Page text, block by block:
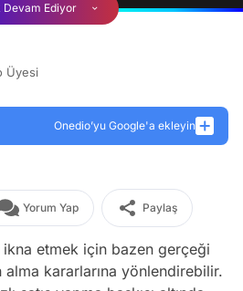
Devam Ediyor
Üyesi
Onedio’yu Google'a ekleyin
Yorum Yap Paylaş
ikna etmek için bazen gerçeği
alma kararlarına yönlendirebilir.